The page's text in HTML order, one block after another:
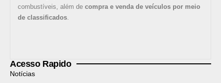
combustíveis, além de compra e venda de veículos por meio
de classificados.
Acesso Rapido
Notícias